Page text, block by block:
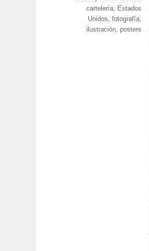
Etiquetas
cartelería, Estados
Unidos,fotografía,
ilustración, posters